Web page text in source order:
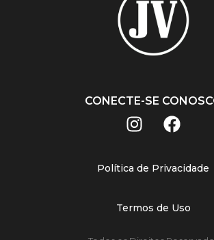
CONECTE-SE
Política de Privacidade
Termos de Uso